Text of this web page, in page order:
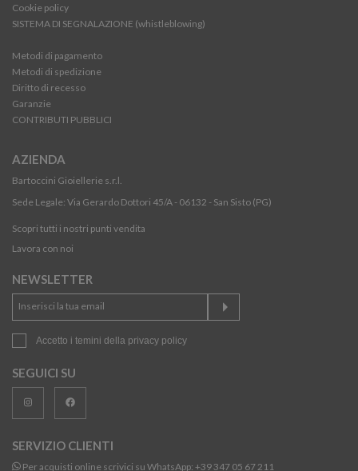
Cookie policy
SISTEMA DI SEGNALAZIONE (whistleblowing)
Metodi di pagamento
Metodi di spedizione
Diritto di recesso
Garanzie
CONTRIBUTI PUBBLICI
AZIENDA
Bartoccini Gioiellerie s.r.l.
Sede Legale: Via Gerardo Dottori 45/A - 06132 - San Sisto (PG)
Scopri tutti i nostri punti vendita
Lavora con noi
NEWSLETTER
Accetto i temini della privacy policy
SEGUICI SU
SERVIZIO CLIENTI
Per acquisti online scrivici su WhatsApp: +39 347 05 67 211